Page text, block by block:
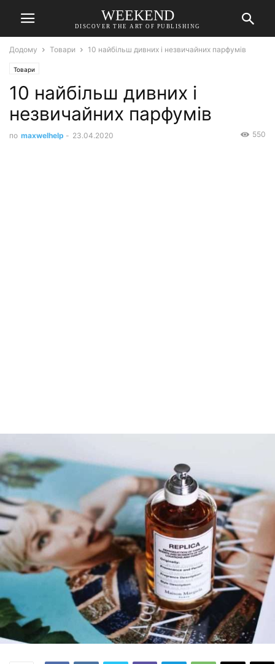
WEEKEND
DISCOVER THE ART OF PUBLISHING
Додому Товари 10 найбільш дивних і незвичайних парфумів
Товари
10 найбільш дивних і
незвичайних парфумів
по maxwelhelp - 23.04.2020 550